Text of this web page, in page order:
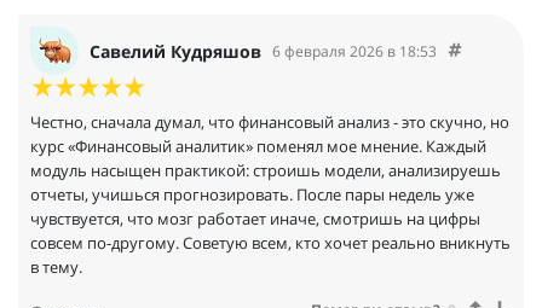
Савелий Кудряшов 6 февраля 2026 в 18:53
Честно, сначала думал, что финансовый анализ - это скучно, но
курс «Финансовый аналитик» поменял мое мнение. Каждый
модуль насыщен практикой: строишь модели, анализируешь
отчеты, учишься прогнозировать. После пары недель уже
чувствуется, что мозг работает иначе, смотришь на цифры
совсем по-другому. Советую всем, кто хочет реально вникнуть
в тему.